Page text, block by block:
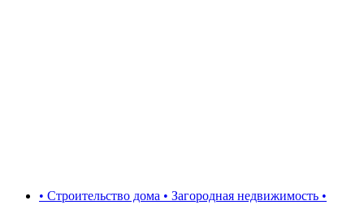
• Строительство дома • Загородная недвижимость •